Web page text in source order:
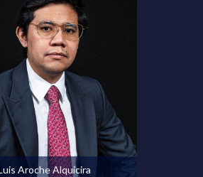
Aroche Alquicira
Ver perfil